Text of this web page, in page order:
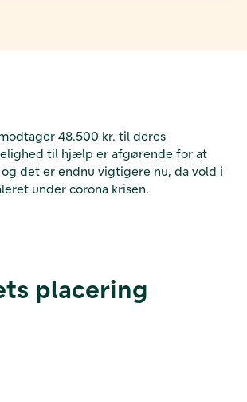
48.500 kr. til deres
til hjælp er afgørende for at
det er endnu vigtigere nu, da vold i
under corona krisen.
placering